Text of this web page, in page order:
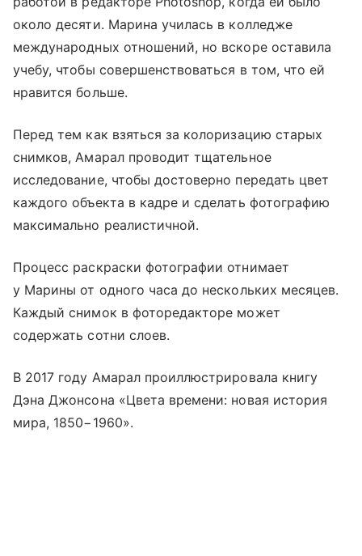
около десяти. Марина училась в колледже
международных отношений, но вскоре оставила
учебу, чтобы совершенствоваться в том, что ей
нравится больше.
Перед тем как взяться за колоризацию старых
снимков, Амарал проводит тщательное
исследование, чтобы достоверно передать цвет
каждого объекта в кадре и сделать фотографию
максимально реалистичной.
Процесс раскраски фотографии отнимает
у Марины от одного часа до нескольких месяцев.
Каждый снимок в фоторедакторе может
содержать сотни слоев.
В 2017 году Амарал проиллюстрировала книгу
Дэна Джонсона «Цвета времени: новая история
мира, 1850−1960».